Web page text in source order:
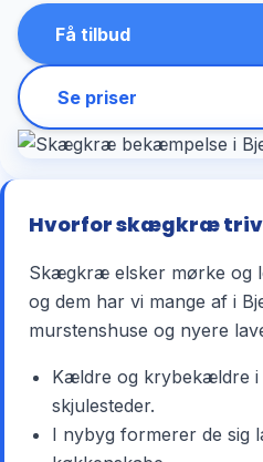
Få tilbud
Se priser
Hvorfor skægkræ
Skægkræ elsker mørke og
og dem har vi mange af i
murstenshuse og nyere
Kældre og krybekældre i
skjulesteder.
I nybyg formerer de sig